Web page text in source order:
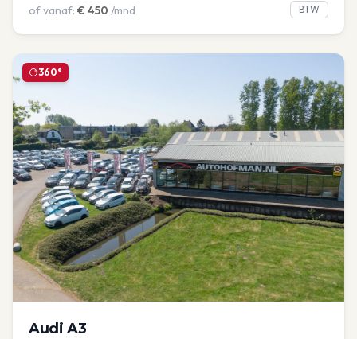
of vanaf: € 450 /mnd BTW
360°
Audi A3